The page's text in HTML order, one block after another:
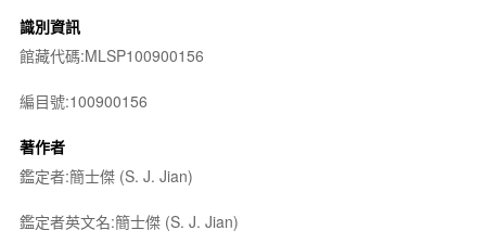
識別資訊
館藏代碼:MLSP100900156
編目號:100900156
著作者
鑑定者:簡士傑 (S. J. Jian)
鑑定者英文名:簡士傑 (S. J. Jian)